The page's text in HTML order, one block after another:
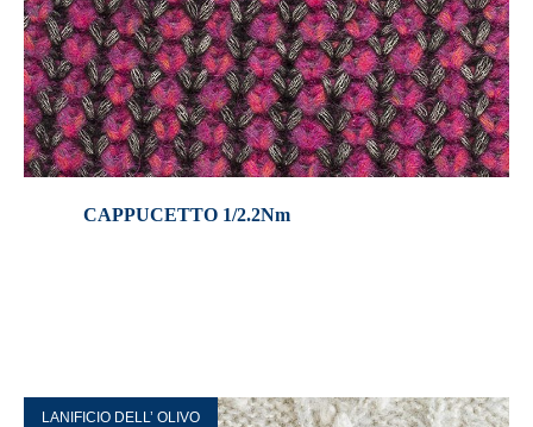
CAPPUCETTO 1/2.2Nm
LANIFICIO DELL’ OLIVO